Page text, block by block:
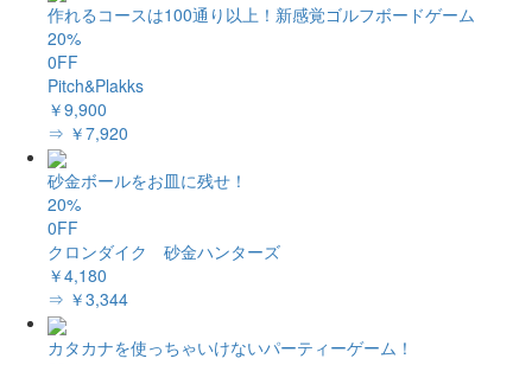
作れるコースは100通り以上！新感覚ゴルフボードゲーム
20%
0FF
Pitch&Plakks
￥9,900
⇒ ￥7,920
砂金ボールをお皿に残せ！
20%
0FF
クロンダイク 砂金ハンターズ
￥4,180
⇒ ￥3,344
カタカナを使っちゃいけないパーティーゲーム！